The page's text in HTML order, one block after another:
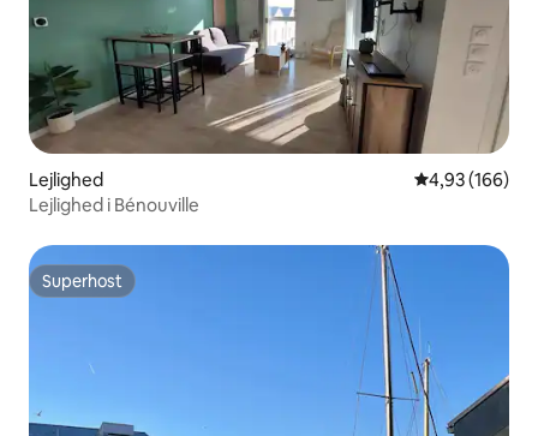
Lejlighed 4,93 ud af 5 i
4,93 (166)
Lejlighed i Bénouville
Superhost
Superhost